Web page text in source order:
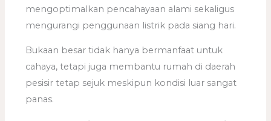
mengoptimalkan pencahayaan alami sekaligus
mengurangi penggunaan listrik pada siang hari.
Bukaan besar tidak hanya bermanfaat untuk
cahaya, tetapi juga membantu rumah di daerah
pesisir tetap sejuk meskipun kondisi luar sangat
panas.